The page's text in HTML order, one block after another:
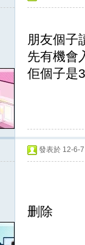
朋友個子
先有機會
佢個子是
發表於 12-6-
删除